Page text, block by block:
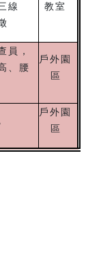
線
教室
員，
、腰
戶外園
區
戶外園
區